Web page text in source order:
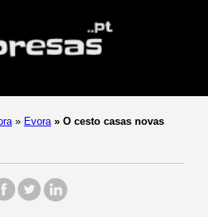
» Evora » O cesto casas novas